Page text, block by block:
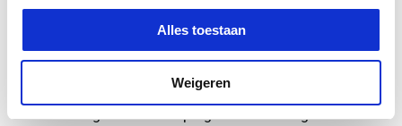
Alles toestaan
Weigeren
Witteveen+Bos heeft daarom het implementatietraject
aangewezen als beleidsmatig speerpunt. Daartoe werd een
programma opgezet met daaraan gekoppeld een
deskundigen afkomstig van verschillende afdelingen